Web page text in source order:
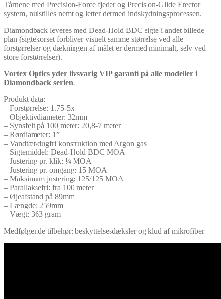
Tårnene med Precision-Force fjeder og Precision-Glide Erector
system, nulstilles nemt og letter dermed indskydningsprocessen.
Diamondback leveres med Dead-Hold BDC sigte i andet billede
plan (sigtekorset forbliver visuelt samme størrelse ved alle
forstørrelser og dækningen af målet er dermed minimalt, selv ved
store forstørrelser).
Vortex Optics yder livsvarig VIP garanti på alle modeller i
Diamondback serien.
Produkt data:
– Forstørrelse: 1.75-5x
– Objektivdiameter: 32mm
– Synsfelt på 100 meter: 20,8-7 meter
– Rørdiameter: 1”
– Vandtæt/dugfri konstruktion med Argon gas
– Sigtemiddel: Dead-Hold BDC MOA
– Justering pr. klik: ¼ MOA
– Justering pr. omgang: 15 MOA
– Maksimum justering: 125/125 MOA
– Parallaksefri: fra 100 meter
– Øjeafstand på 89mm
– Længde: 259mm
– Vægt: 363 gram
Medfølgende tilbehør: beskyttelsesdæksler og klud af mikrofiber